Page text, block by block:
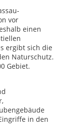
vor
einen
ergibt sich die
Naturschutz.
Gebiet.
in den